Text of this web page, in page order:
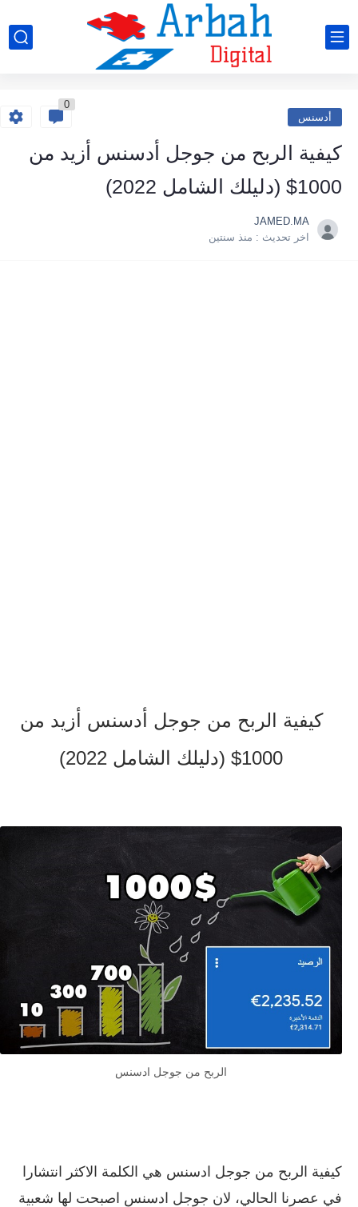
أدسنس
0
كيفية الربح من جوجل أدسنس أزيد من
1000$ (دليلك الشامل 2022)
JAMED.MA
اخر تحديث : منذ سنتين
كيفية الربح من جوجل أدسنس أزيد من
1000$ (دليلك الشامل 2022)
الربح من جوجل ادسنس
كيفية الربح من جوجل ادسنس هي الكلمة الاكثر انتشارا
في عصرنا الحالي، لان جوجل ادسنس اصبحت لها شعبية